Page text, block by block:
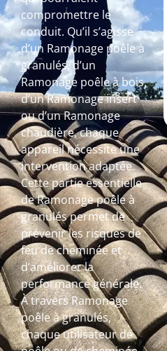
compromettre le
conduit. Qu’il s’agisse
d’un Ramonage poêle à
granulés, d’un
Ramonage poêle à bois,
d’un Ramonage insert
ou d’un Ramonage
chaudière, chaque
appareil nécessite une
intervention adaptée.
Cette partie essentielle
de Ramonage poêle à
granulés permet de
prévenir les risques de
feu de cheminée et
d’améliorer la
performance générale.
À travers Ramonage
poêle à granulés,
chaque utilisateur de